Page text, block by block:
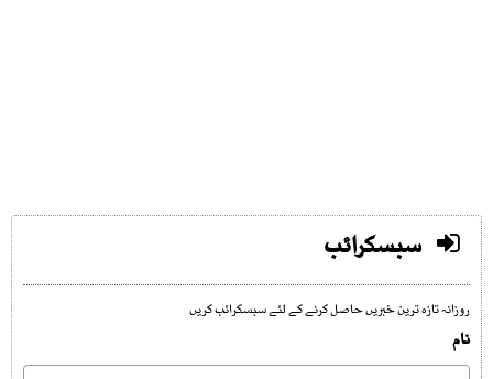
سبسکرائب
روزانہ تازہ ترین خبریں حاصل کرنے کے لئے سبسکرائب کریں
نام